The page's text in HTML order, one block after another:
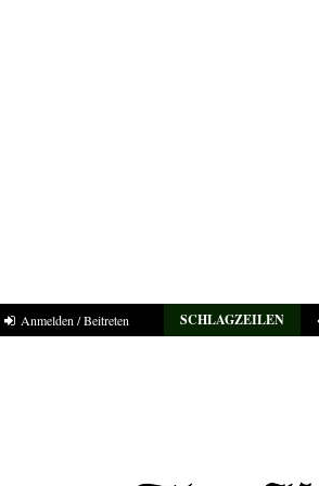
Anmelden / Beitreten SCHLAGZEILEN
Schuld dem…